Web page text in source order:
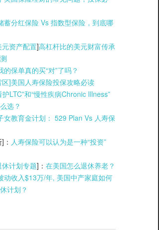
蓄分红保险 Vs 指数型保险，到底哪
资产配置]高杠杆比的美元财富传承
的保单真的买“对”了吗？
区]美国人寿保险投保攻略必读
护LTC”和“慢性疾病Chronic Illness”
选？
女教育金计划： 529 Plan Vs 人寿保
： 人寿保险可以认为是一种“投资”
休计划专题]： 在美国怎么退休养老？
动收入$13万/年, 美国中产家庭如何
计划？